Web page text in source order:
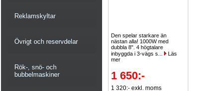
Reklamskyltar
Övrigt och reservdelar
Rök-, snö- och
bubbelmaskiner
Den spelar starkare än
nästan alla! 1000W med
dubbla 8". 4 högtalare
inbyggda i 3-vägs s...
Läs
mer
1 650:-
1 320:- exkl. moms